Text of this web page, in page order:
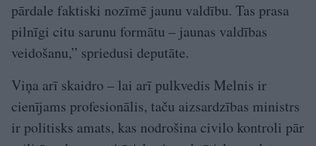
pārdale faktiski nozīmē jaunu valdību. Tas prasa
pilnīgi citu sarunu formātu – jaunas valdības
veidošanu,” spriedusi deputāte.
Viņa arī skaidro – lai arī pulkvedis Melnis ir
cienījams profesionālis, taču aizsardzības ministrs
ir politisks amats, kas nodrošina civilo kontroli pār